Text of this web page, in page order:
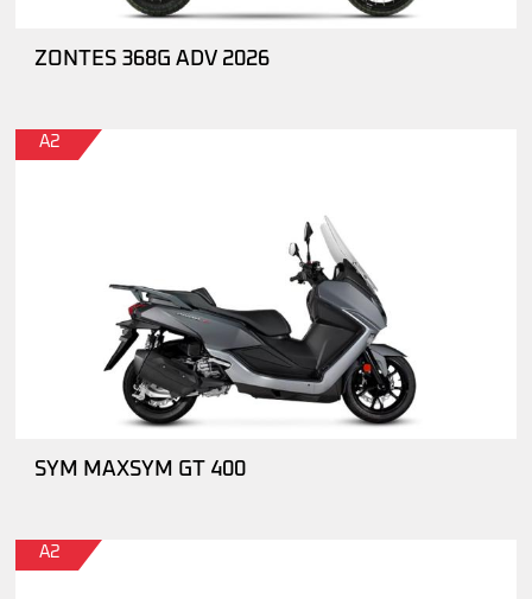
ZONTES 368G ADV 2026
A2
SYM MAXSYM GT 400
A2